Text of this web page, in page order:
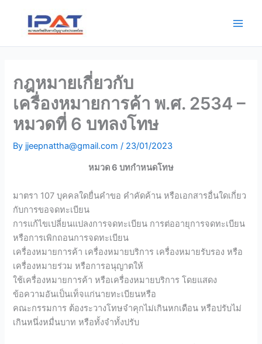
content
กฎหมายเกี่ยวกับ
เครื่องหมายการค้า พ.ศ. 2534 –
หมวดที่ 6 บทลงโทษ
By jjeepnattha@gmail.com/ 23/01/2023
หมวด 6 บทกำหนดโทษ
มาตรา 107 บุคคลใดยื่นคำขอ คำคัดค้าน หรือเอกสารอื่นใดเกี่ยว
กับการขอจดทะเบียน
การแก้ไขเปลี่ยนแปลงการจดทะเบียน การต่ออายุการจดทะเบียน
หรือการเพิกถอนการจดทะเบียน
เครื่องหมายการค้า เครื่องหมายบริการ เครื่องหมายรับรอง หรือ
เครื่องหมายร่วม หรือการอนุญาตให้
ใช้เครื่องหมายการค้า หรือเครื่องหมายบริการ โดยแสดง
ข้อความอันเป็นเท็จแก่นายทะเบียนหรือ
คณะกรรมการ ต้องระวางโทษจำคุกไม่เกินหกเดือน หรือปรับไม่
เกินหนึ่งหมื่นบาท หรือทั้งจำทั้งปรับ